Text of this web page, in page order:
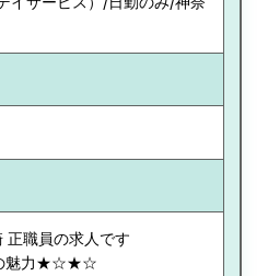
正職員の求人です
魅力★☆★☆